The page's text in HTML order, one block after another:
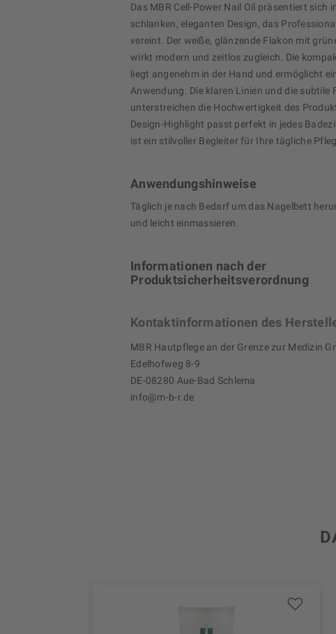
Das MBR Cell-Power Nail Oil präsentiert sich
schlanken, eleganten Design, das
vereint. Der weiße, glänzende Flakon mit
wirkt modern und zeitlos zugleich. Die
liegt angenehm in der Hand und ermöglicht
Anwendung. Die klaren Linien und die subtile
unterstreichen die Hochwertigkeit des
Design-Highlight passt perfekt in jedes
ist ein stilvoller Begleiter für Ihre tägliche
Anwendungshinweise
Täglich je nach Bedarf um das Nagelbett
und leicht einmassieren.
Informationen nach der
Produktsicherheitsverordnung
Kontaktinformationen des
MBR Hautpflege an der Grenze zur Medizin
Edelhofweg 8-9
DE-08280 Aue-Bad Schlema
info@m-b-r.de